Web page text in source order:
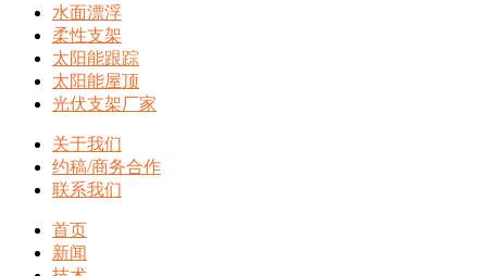
水面漂浮
柔性支架
太阳能跟踪
太阳能屋顶
光伏支架厂家
关于我们
约稿/商务合作
联系我们
首页
新闻